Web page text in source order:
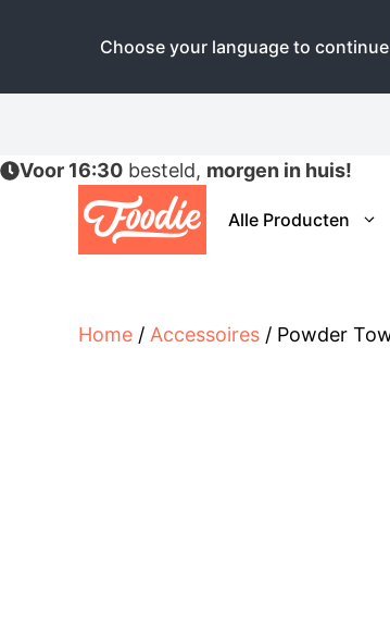
Choose your language to
deVoor 16:30 besteld, morgen in huis!
Alle Producten
Home / Accessoires / Powder